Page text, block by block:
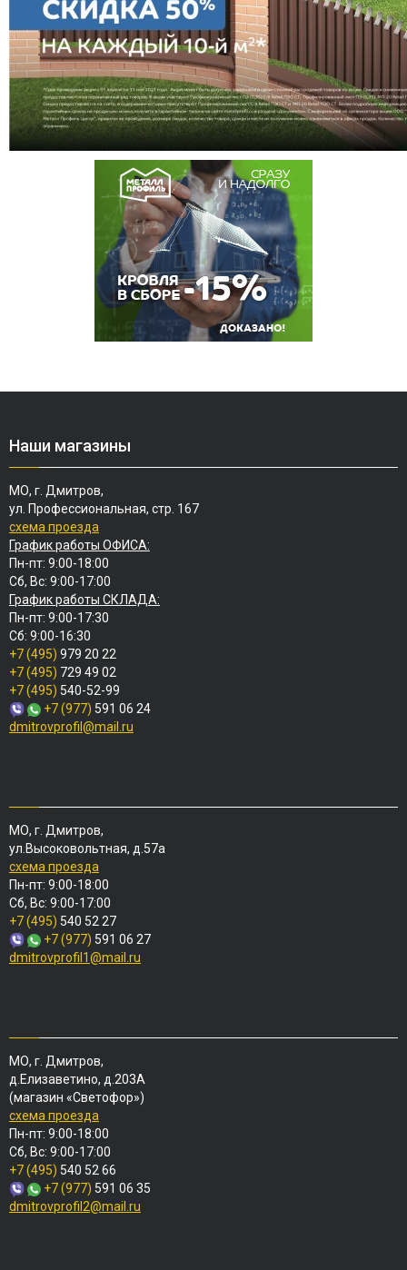
Наши магазины
МО, г. Дмитров,
ул. Профессиональная, стр. 167
схема проезда
График работы ОФИСА:
Пн-пт: 9:00-18:00
Сб, Вс: 9:00-17:00
График работы СКЛАДА:
Пн-пт: 9:00-17:30
Сб: 9:00-16:30
+7 (495) 979 20 22
+7 (495) 729 49 02
+7 (495) 540-52-99
+7 (977) 591 06 24
dmitrovprofil@mail.ru
МО, г. Дмитров,
ул.Высоковольтная, д.57а
схема проезда
Пн-пт: 9:00-18:00
Сб, Вс: 9:00-17:00
+7 (495) 540 52 27
+7 (977) 591 06 27
dmitrovprofil1@mail.ru
МО, г. Дмитров,
д.Елизаветино, д.203А
(магазин «Светофор»)
схема проезда
Пн-пт: 9:00-18:00
Сб, Вс: 9:00-17:00
+7 (495) 540 52 66
+7 (977) 591 06 35
dmitrovprofil2@mail.ru